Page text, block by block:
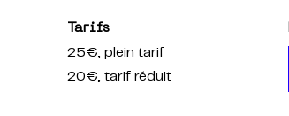
Tarifs
25€, plein tarif
20€, tarif réduit